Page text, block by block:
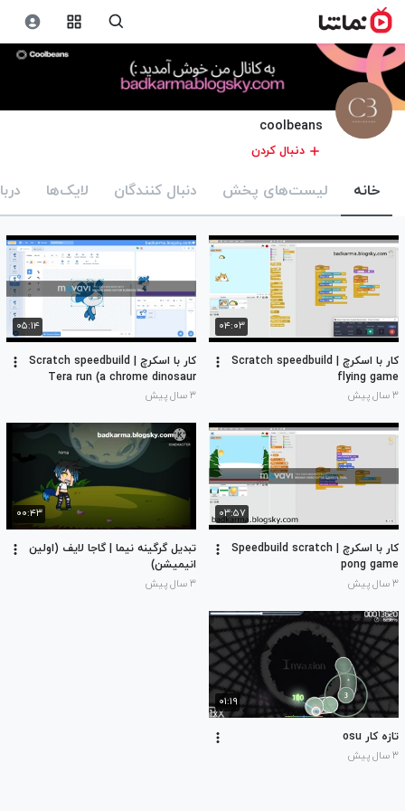
coolbeans
دنبال کردن
خانه لیست‌های پخش دنبال کنندگان لایک‌ها
۰۴:۰۳
کار با اسکرچ | Scratch speedbuild
flying game
۳ سال پیش
۰۵:۱۴
کار با اسکرچ | Scratch speedbuild
Tera run (a chrome dinosaur
game)
۳ سال پیش
۰۳:۵۷
کار با اسکرچ | Speedbuild scratch
pong game
۳ سال پیش
۰۰:۴۳
تبدیل گرگینه نیما | گاجا لایف (اولین
انیمیشن)
۳ سال پیش
۰۱:۱۹
تازه کار osu
۳ سال پیش